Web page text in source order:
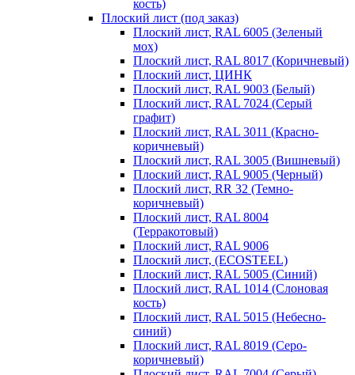
кость)
Плоский лист (под заказ)
Плоский лист, RAL 6005 (Зеленый
мох)
Плоский лист, RAL 8017 (Коричневый)
Плоский лист, ЦИНК
Плоский лист, RAL 9003 (Белый)
Плоский лист, RAL 7024 (Серый
графит)
Плоский лист, RAL 3011 (Красно-
коричневый)
Плоский лист, RAL 3005 (Вишневый)
Плоский лист, RAL 9005 (Черный)
Плоский лист, RR 32 (Темно-
коричневый)
Плоский лист, RAL 8004
(Терракотовый)
Плоский лист, RAL 9006
Плоский лист, (ECOSTEEL)
Плоский лист, RAL 5005 (Синий)
Плоский лист, RAL 1014 (Слоновая
кость)
Плоский лист, RAL 5015 (Небесно-
синий)
Плоский лист, RAL 8019 (Серо-
коричневый)